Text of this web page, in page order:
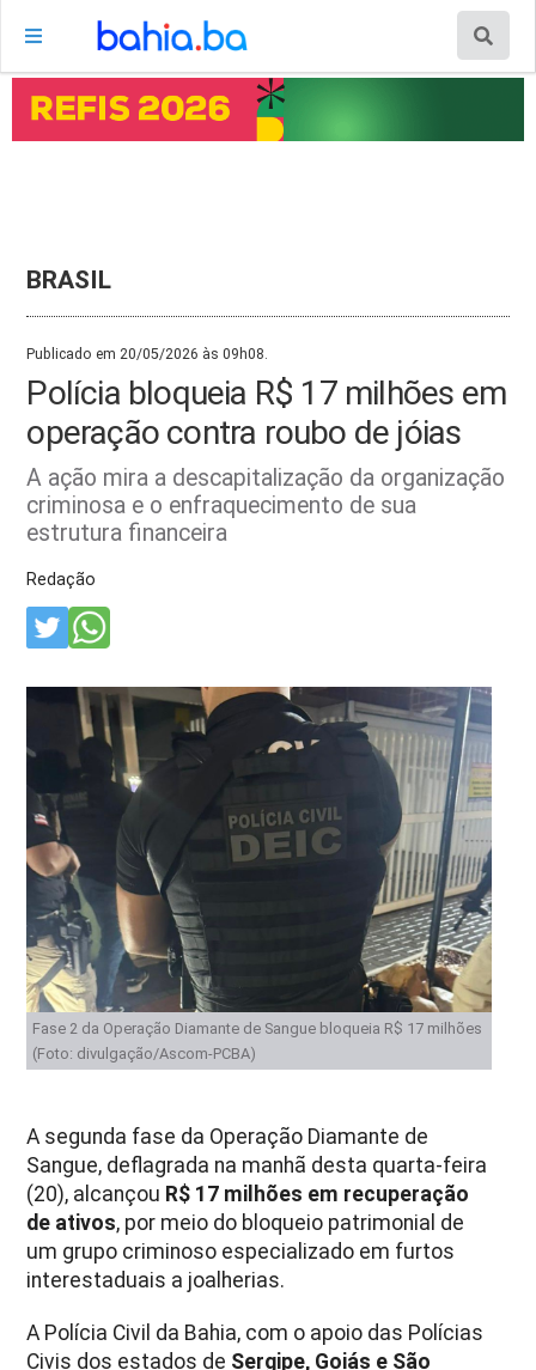
BRASIL
Publicado em 20/05/2026 às 09h08.
Polícia bloqueia R$ 17 milhões em
operação contra roubo de jóias
A ação mira a descapitalização da organização
criminosa e o enfraquecimento de sua
estrutura financeira
Redação
Fase 2 da Operação Diamante de Sangue bloqueia R$ 17 milhões
(Foto: divulgação/Ascom-PCBA)
A segunda fase da Operação Diamante de
Sangue, deflagrada na manhã desta quarta-feira
(20), alcançou R$ 17 milhões em recuperação
de ativos, por meio do bloqueio patrimonial de
um grupo criminoso especializado em furtos
interestaduais a joalherias.
A Polícia Civil da Bahia, com o apoio das Polícias
Civis dos estados de Sergipe, Goiás e São